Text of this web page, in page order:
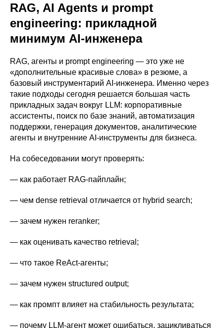
RAG, AI Agents и prompt
engineering: прикладной
минимум AI-инженера
RAG, агенты и prompt engineering — это уже не
«дополнительные красивые слова» в резюме, а
базовый инструментарий AI-инженера. Именно через
такие подходы сегодня решается большая часть
прикладных задач вокруг LLM: корпоративные
ассистенты, поиск по базе знаний, автоматизация
поддержки, генерация документов, аналитические
агенты и внутренние AI-инструменты для бизнеса.
На собеседовании могут проверять:
— как работает RAG-пайплайн;
— чем dense retrieval отличается от hybrid search;
— зачем нужен reranker;
— как оценивать качество retrieval;
— что такое ReAct-агенты;
— зачем нужен structured output;
— как промпт влияет на стабильность результата;
— почему LLM-агент может ошибаться, зацикливаться